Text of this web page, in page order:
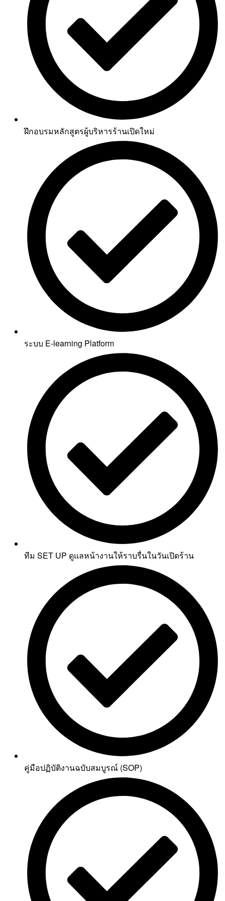
ฝึกอบรมหลักสูตรผู้บริหารร้านเปิดใหม่
ระบบ E-learning Platform
ทีม SET UP ดูแลหน้างานให้ราบรื่นในวันเปิดร้าน
คู่มือปฏิบัติงานฉบับสมบูรณ์ (SOP)